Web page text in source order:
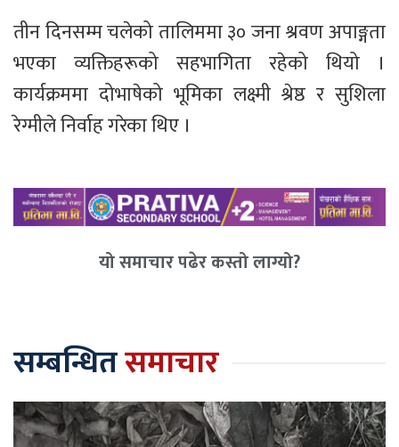
तीन दिनसम्म चलेको तालिममा ३० जना श्रवण अपाङ्गता
भएका व्यक्तिहरूको सहभागिता रहेको थियो ।
कार्यक्रममा दोभाषेको भूमिका लक्ष्मी श्रेष्ठ र सुशिला
रेग्मीले निर्वाह गरेका थिए ।
यो समाचार पढेर कस्तो लाग्यो?
सम्बन्धितसमाचार